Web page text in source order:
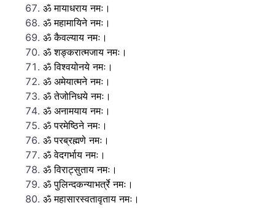
ॐ मायाधराय नमः।
ॐ महामायिने नमः।
ॐ कैवल्याय नमः।
ॐ शङ्करात्मजाय नमः।
ॐ विश्वयोनये नमः।
ॐ अमेयात्मने नमः।
ॐ तेजोनिधये नमः।
ॐ अनामयाय नमः।
ॐ परमेष्ठिने नमः।
ॐ परब्रह्मणे नमः।
ॐ वेदगर्भाय नमः।
ॐ विराट्सुताय नमः।
ॐ पुलिन्दकन्याभर्त्रे नमः।
ॐ महासारस्वतावृताय नमः।